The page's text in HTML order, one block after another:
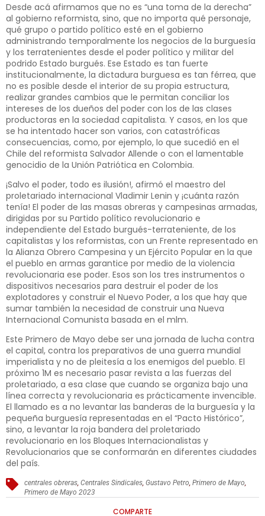
Desde acá afirmamos que no es “una toma de la derecha”
al gobierno reformista, sino, que no importa qué personaje,
qué grupo o partido político esté en el gobierno
administrando temporalmente los negocios de la burguesía
y los terratenientes desde el poder político y militar del
podrido Estado burgués. Ese Estado es tan fuerte
institucionalmente, la dictadura burguesa es tan férrea, que
no es posible desde el interior de su propia estructura,
realizar grandes cambios que le permitan conciliar los
intereses de los dueños del poder con los de las clases
productoras en la sociedad capitalista. Y casos, en los que
se ha intentado hacer son varios, con catastróficas
consecuencias, como, por ejemplo, lo que sucedió en el
Chile del reformista Salvador Allende o con el lamentable
genocidio de la Unión Patriótica en Colombia.
¡Salvo el poder, todo es ilusión!, afirmó el maestro del
proletariado internacional Vladimir Lenin y ¡cuánta razón
tenía! El poder de las masas obreras y campesinas armadas,
dirigidas por su Partido político revolucionario e
independiente del Estado burgués-terrateniente, de los
capitalistas y los reformistas, con un Frente representado en
la Alianza Obrero Campesina y un Ejército Popular en la que
el pueblo en armas garantice por medio de la violencia
revolucionaria ese poder. Esos son los tres instrumentos o
dispositivos necesarios para destruir el poder de los
explotadores y construir el Nuevo Poder, a los que hay que
sumar también la necesidad de construir una Nueva
Internacional Comunista basada en el mlm.
Este Primero de Mayo debe ser una jornada de lucha contra
el capital, contra los preparativos de una guerra mundial
imperialista y no de pleitesía a los enemigos del pueblo. El
próximo 1M es necesario pasar revista a las fuerzas del
proletariado, a esa clase que cuando se organiza bajo una
línea correcta y revolucionaria es prácticamente invencible.
El llamado es a no levantar las banderas de la burguesía y la
pequeña burguesía representadas en el “Pacto Histórico”,
sino, a levantar la roja bandera del proletariado
revolucionario en los Bloques Internacionalistas y
Revolucionarios que se conformarán en diferentes ciudades
del país.
centrales obreras ,Centrales Sindicales ,Gustavo Petro ,Primero de Mayo
Primero de Mayo 2023
COMPARTE